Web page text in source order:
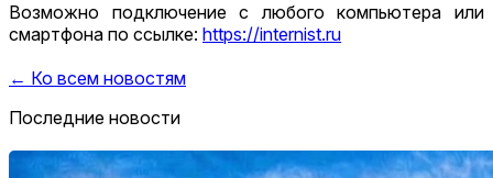
Возможно подключение с любого компьютера или
смартфона по ссылке: https://internist.ru
← Ко всем новостям
Последние новости